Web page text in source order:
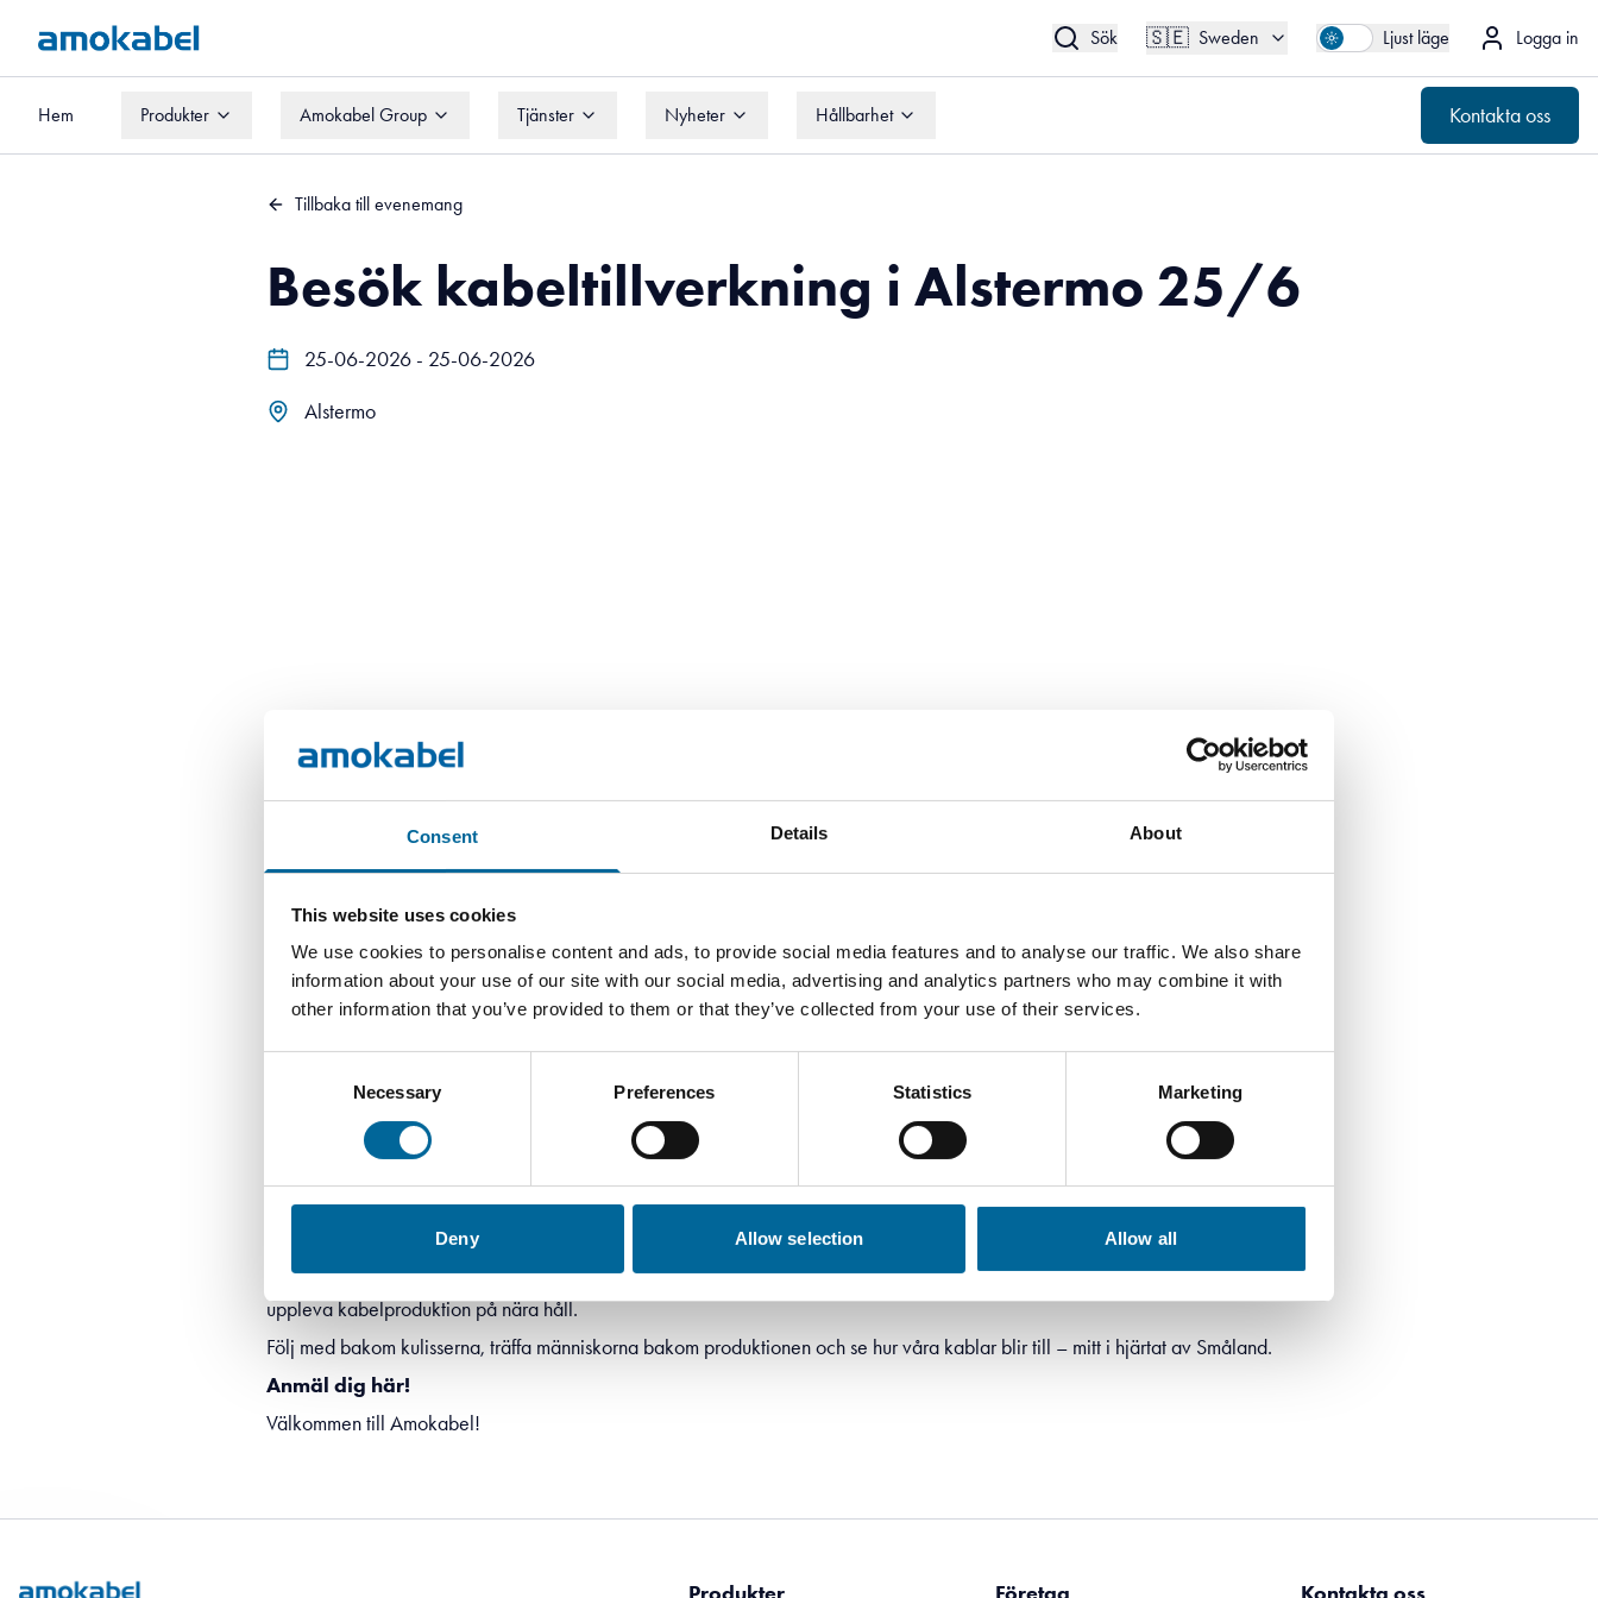
Consent Details About
This website uses cookies
We use cookies to personalise content and ads, to provide social media features and to analyse our traffic. We also share
information about your use of our site with our social media, advertising and analytics partners who may combine it with
other information that you’ve provided to them or that they’ve collected from your use of their services.
Necessary Preferences Statistics Marketing
Deny Allow selection Allow all
Sök 🇸🇪 Sweden Ljust läge Logga in
Hem Produkter Amokabel Group Tjänster Nyheter Hållbarhet Kontakta oss
Produkter 🇸🇪
Sweden Kontakta oss
Tillbaka till evenemang
Besök kabeltillverkning i Alstermo 25/6
25-06-2026 - 25-06-2026
Alstermo
Ok, du vet vad en kabel är – men vet du hur den faktiskt tillverkas?
Torsdagen den 25 juni öppnar vi dörrarna till Amokabel i Alstermo och bjuder in dig till sommarens höjdpunkt – en unik möjlighet att
uppleva kabelproduktion på nära håll.
Följ med bakom kulisserna, träffa människorna bakom produktionen och se hur våra kablar blir till – mitt i hjärtat av Småland.
Anmäl dig här!
Välkommen till Amokabel!